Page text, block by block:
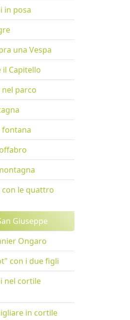
in posa
una Vespa
il Capitello
nel parco
fontana
con le quattro
Giuseppe
Ongaro
con i due figli
nel cortile
in cortile